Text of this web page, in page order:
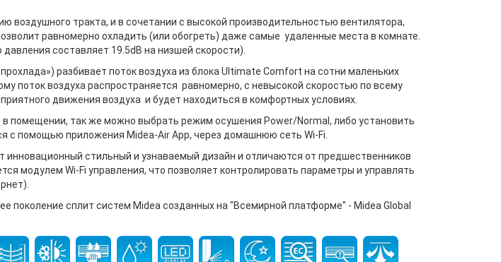
тракта, и в сочетании с высокой производительностью вентилятора,
равномерно охладить (или обогреть) даже самые удаленные места в комнате.
составляет 19.5dB на низшей скорости).
разбивает поток воздуха из блока Ultimate Comfort на сотни маленьких
поток воздуха распространяется равномерно, с невысокой скоростью по всему
движения воздуха и будет находиться в комфортных условиях.
в помещении, так же можно выбрать режим осушения Power/Normal, либо установить
с помощью приложения Midea-Air App, через домашнюю сеть Wi-Fi.
стильный и узнаваемый дизайн и отличаются от предшественников
модулем Wi-Fi управления, что позволяет контролировать параметры и управлять
поколение сплит систем Midea созданных на "Всемирной платформе" - Midea Global